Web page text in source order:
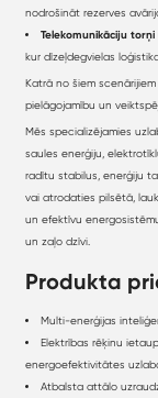
nodrošināt rezerves
Telekomunikāciju
kur dīzeļdegvielas
Katrā no šiem
pielāgojamību un
Mēs specializējamies
saules enerģiju,
radītu stabilus, enerģiju
vai atrodaties pilsētā,
un efektīvu
un zaļo dzīvi.
Produkta
Multi-enerģijas
Elektrības rēķinu
energoefektivitātes
Atbalsta attālo